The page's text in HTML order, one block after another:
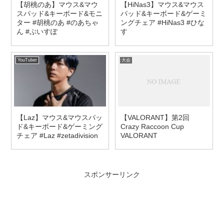
【胡桃のあ】マウス&マウ
スパッド&キーボード&モニ
ター #胡桃のあ #のあちゃ
ん #ぶいすぽ
【HiNas3】マウス&マウス
パッド&キーボード&ゲーミ
ングチェア #HiNas3 #ひな
す
YouTuber
【Laz】マウス&マウスパッ
ド&キーボード&ゲーミング
チェア #Laz #zetadivision
大会
【VALORANT】第2回
Crazy Raccoon Cup
VALORANT
スポンサーリンク